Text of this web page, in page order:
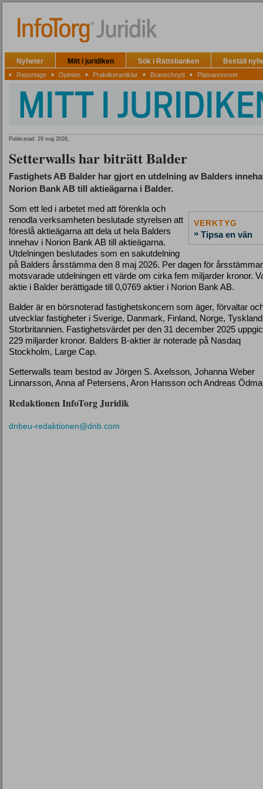
Nyheter Mitt i juridiken Sök i Rättsbanken Beställ
▪ Reportage ▪ Opinion ▪ Praktikerartiklar ▪ Branschnytt ▪ Platsannonser
Publicerad: 29 maj 2026,
Setterwalls har biträtt Balder
Fastighets AB Balder har gjort en utdelning av Balders
Norion Bank AB till aktieägarna i Balder.
VERKTYG
» Tipsa en vän
Som ett led i arbetet med att förenkla och
renodla verksamheten beslutade styrelsen att
föreslå aktieägarna att dela ut hela Balders
innehav i Norion Bank AB till aktieägarna.
Utdelningen beslutades som en sakutdelning
på Balders årsstämma den 8 maj 2026. Per dagen för
motsvarade utdelningen ett värde om cirka fem miljarder kronor.
aktie i Balder berättigade till 0,0769 aktier i Norion Bank AB.
Balder är en börsnoterad fastighetskoncern som äger, förvaltar
utvecklar fastigheter i Sverige, Danmark, Finland, Norge,
Storbritannien. Fastighetsvärdet per den 31 december 2025
229 miljarder kronor. Balders B-aktier är noterade på Nasdaq
Stockholm, Large Cap.
Setterwalls team bestod av Jörgen S. Axelsson, Johanna Weber
Linnarsson, Anna af Petersens, Aron Hansson och Andreas
Redaktionen InfoTorg Juridik
dnbeu-redaktionen@dnb.com